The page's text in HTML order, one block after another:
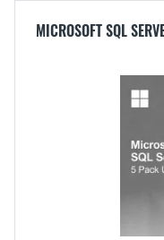
MICROSOFT SQL